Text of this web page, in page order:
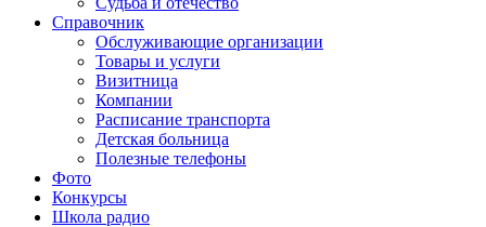
Справочник
Обслуживающие организации
Товары и услуги
Визитница
Компании
Расписание транспорта
Детская больница
Полезные телефоны
Фото
Конкурсы
Школа радио